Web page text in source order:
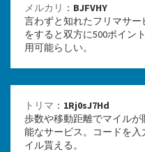
メルカリ ： BJFVHY
言わずと知れたフリマサ
をすると双方に500ポイン
用可能らしい。
トリマ ： 1Rj0sJ7Hd
歩数や移動距離でマイル
能なサービス。コードを入
イル貰える。